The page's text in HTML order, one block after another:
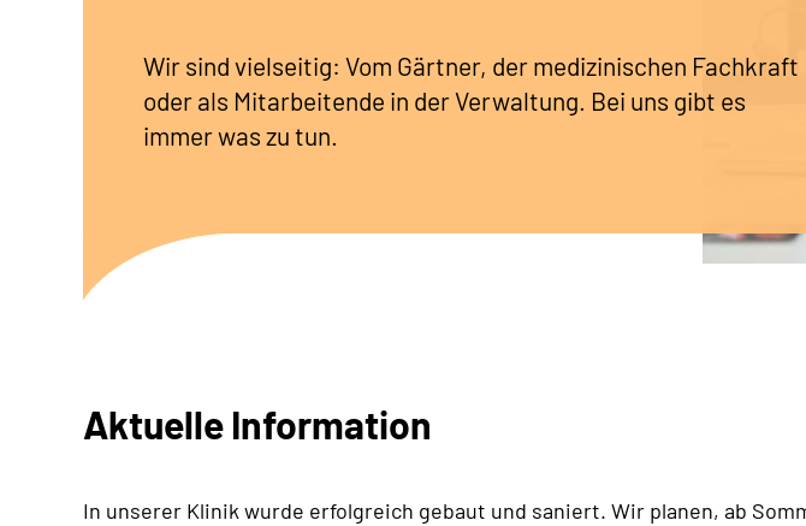
Wir sind vielseitig: Vom Gärtner, der medizinischen Fachkraft
oder als Mitarbeitende in der Verwaltung. Bei uns gibt es
immer was zu tun.
Aktuelle Information
In unserer Klinik wurde erfolgreich gebaut und saniert. Wir planen, ab